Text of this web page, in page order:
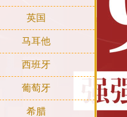
英国
马耳他
西班牙
葡萄牙
希腊